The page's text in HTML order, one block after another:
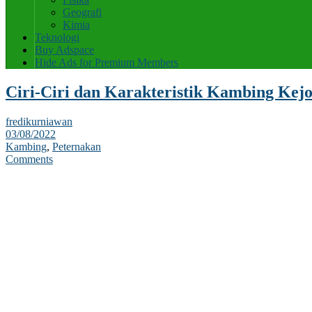
Geografi
Kimia
Teknologi
Buy Adspace
Hide Ads for Premium Members
Ciri-Ciri dan Karakteristik Kambing
fredikurniawan
03/08/2022
Kambing, Peternakan
Comments